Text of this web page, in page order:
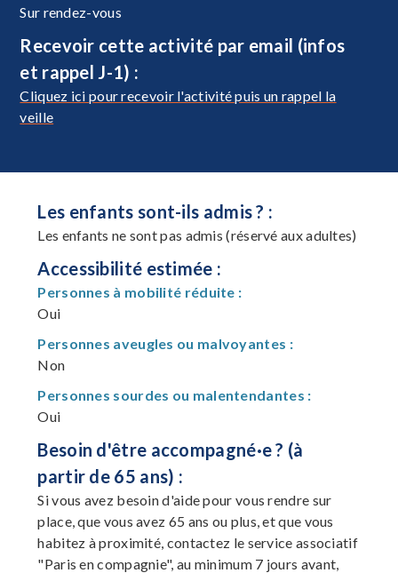
Sur rendez-vous
Recevoir cette activité par email (infos
et rappel J-1) :
Cliquez ici pour recevoir l'activité puis un rappel la
veille
Les enfants sont-ils admis ? :
Les enfants ne sont pas admis (réservé aux adultes)
Accessibilité estimée :
Personnes à mobilité réduite :
Oui
Personnes aveugles ou malvoyantes :
Non
Personnes sourdes ou malentendantes :
Oui
Besoin d'être accompagné·e ? (à
partir de 65 ans) :
Si vous avez besoin d'aide pour vous rendre sur
place, que vous avez 65 ans ou plus, et que vous
habitez à proximité, contactez le service associatif
"Paris en compagnie", au minimum 7 jours avant,